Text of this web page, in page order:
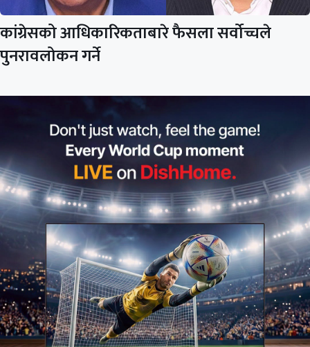
कांग्रेसको आधिकारिकताबारे फैसला सर्वोच्चले
पुनरावलोकन गर्ने